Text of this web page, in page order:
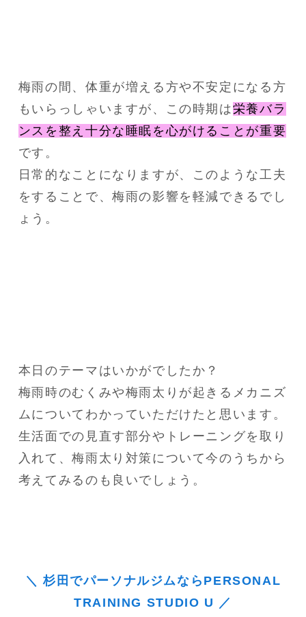
梅雨の間、体重が増える方や不安定になる方
もいらっしゃいますが、この時期は栄養バラ
ンスを整え十分な睡眠を心がけることが重要
です。
日常的なことになりますが、このような工夫
をすることで、梅雨の影響を軽減できるでし
ょう。
本日のテーマはいかがでしたか？
梅雨時のむくみや梅雨太りが起きるメカニズ
ムについてわかっていただけたと思います。
生活面での見直す部分やトレーニングを取り
入れて、梅雨太り対策について今のうちから
考えてみるのも良いでしょう。
＼ 杉田でパーソナルジムならPERSONAL
TRAINING STUDIO U ／